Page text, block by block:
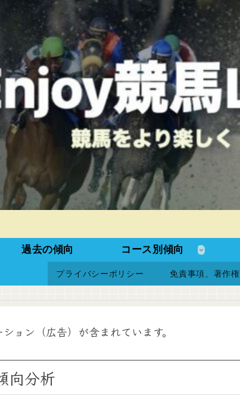
過去の傾向 コース別傾向
プライバシーポリシー 免責事項、著作権
ョン（広告）が含まれています。
向分析